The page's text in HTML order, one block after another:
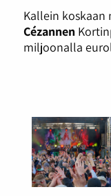
Kallein koskaan
Cézannen
miljoonalla